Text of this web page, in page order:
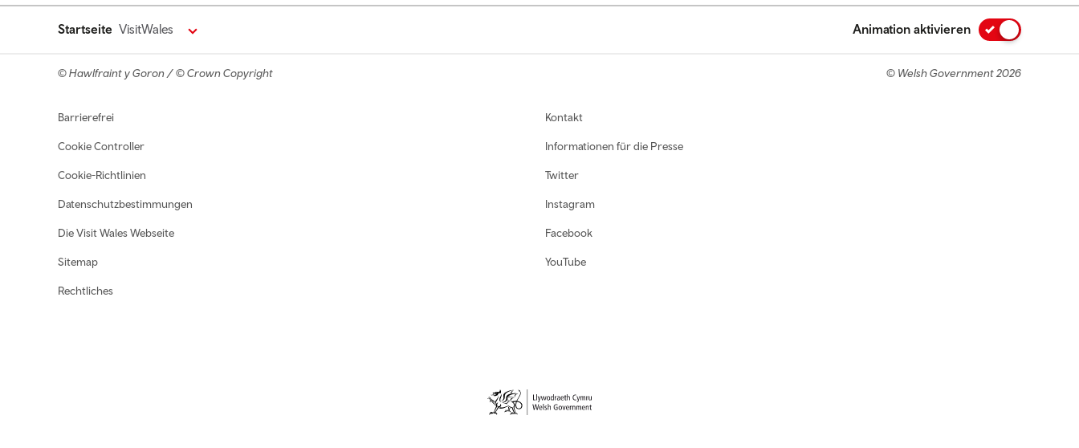
Startseite VisitWales Animation aktivieren
© Hawlfraint y Goron / © Crown Copyright © Welsh Government 2026
Footer navigation
Barrierefrei
Cookie Controller
Cookie-Richtlinien
Datenschutzbestimmungen
Die Visit Wales Webseite
Sitemap
Rechtliches
Kontakt
Informationen für die Presse
Twitter
Instagram
Facebook
YouTube